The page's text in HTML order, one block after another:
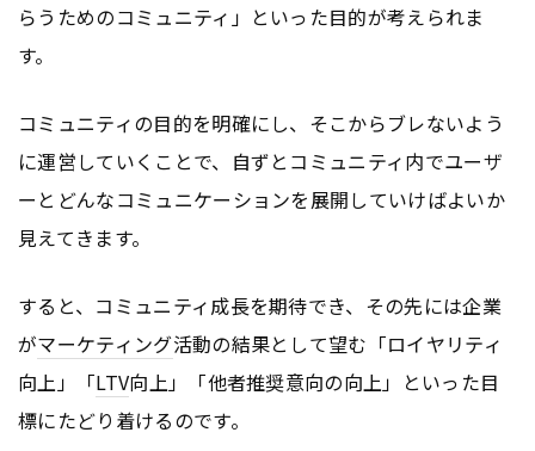
らうためのコミュニティ」といった目的が考えられま
す。
コミュニティの目的を明確にし、そこからブレないよう
に運営していくことで、自ずとコミュニティ内でユーザ
ーとどんなコミュニケーションを展開していけばよいか
見えてきます。
すると、コミュニティ成長を期待でき、その先には企業
がマーケティング活動の結果として望む「ロイヤリティ
向上」「LTV向上」「他者推奨意向の向上」といった目
標にたどり着けるのです。